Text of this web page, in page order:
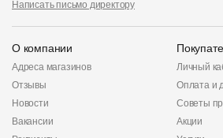
Написать письмо директору
О компании
Адреса магазинов
Отзывы
Новости
Вакансии
Личный
Оплата и
Советы
Акции